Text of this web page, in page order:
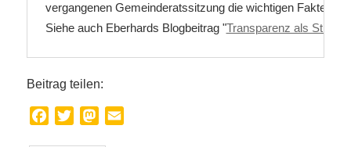
vergangenen Gemeinderatssitzung die wichtigen Fakten
Siehe auch Eberhards Blogbeitrag "Transparenz als
Beitrag teilen:
Facebook
TwitterMastodon